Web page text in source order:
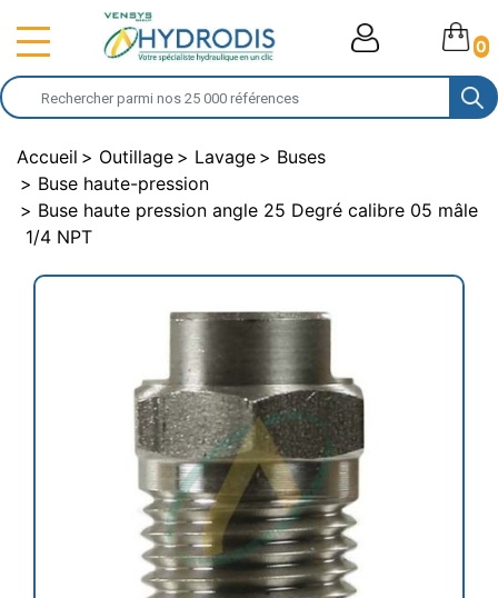
0
Accueil Outillage Lavage
Buses
Buse haute-pression
Buse haute pression angle 25 Degré calibre 05 mâle
1/4 NPT